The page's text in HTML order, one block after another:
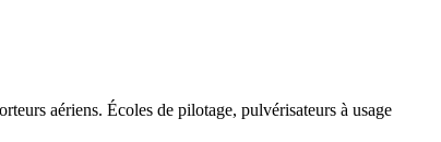
aériens. Écoles de pilotage, pulvérisateurs à usage